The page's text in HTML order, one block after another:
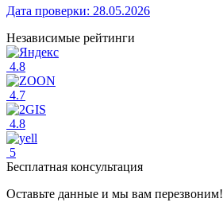
Дата проверки: 28.05.2026
Независимые рейтинги
4.8
4.7
4.8
5
Бесплатная консультация
Оставьте данные и мы вам перезвоним!